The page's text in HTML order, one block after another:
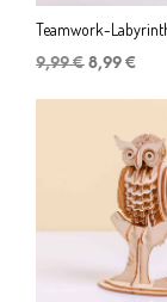
Teamwork-
9,99€
war:
8,99 €
ist: